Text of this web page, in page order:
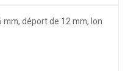
déport de 12 mm, lon